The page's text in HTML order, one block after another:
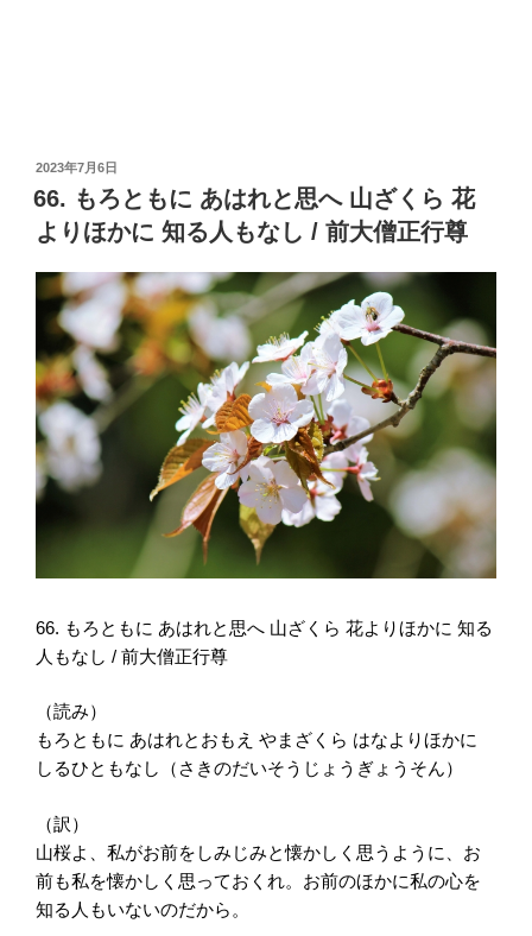
投
稿
日:
2023年7月6日
66. もろともに あはれと思へ 山ざくら 花
よりほかに 知る人もなし / 前大僧正行尊
66. もろともに あはれと思へ 山ざくら 花よりほかに 知る
人もなし / 前大僧正行尊
（読み）
もろともに あはれとおもえ やまざくら はなよりほかに
しるひともなし（さきのだいそうじょうぎょうそん）
（訳）
山桜よ、私がお前をしみじみと懐かしく思うように、お
前も私を懐かしく思っておくれ。お前のほかに私の心を
知る人もいないのだから。